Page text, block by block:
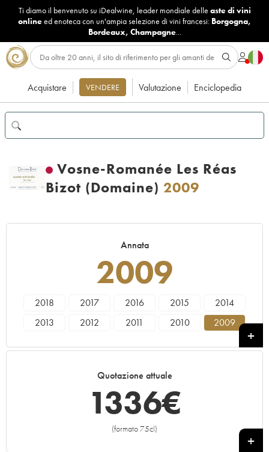
Ti diamo il benvenuto su iDealwine, leader mondiale delle aste di vini
onlineed enoteca con un'ampia selezione di vini francesi: Borgogna,
Bordeaux, Champagne...
Acquistare VENDERE Valutazione Enciclopedia
Vosne-Romanée Les Réas
Bizot (Domaine) 2009
Annata
2009
2018 2017 2016 2015
2014
2013
2012 2011 2010
2009
Quotazione attuale
1336€
(formato 75cl)
+